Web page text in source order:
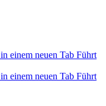
einem neuen Tab Führt
einem neuen Tab Führt